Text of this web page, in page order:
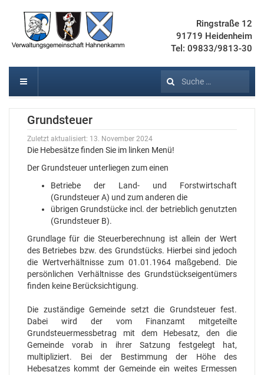
Ringstraße 12
91719 Heidenheim
Tel: 09833/9813-30
Suchen
Grundsteuer
Zuletzt aktualisiert: 13. November 2024
Die Hebesätze finden Sie im linken Menü!
Der Grundsteuer unterliegen zum einen
Betriebe der Land- und Forstwirtschaft
(Grundsteuer A) und zum anderen die
übrigen Grundstücke incl. der betrieblich genutzten
(Grundsteuer B).
Grundlage für die Steuerberechnung ist allein der Wert
des Betriebes bzw. des Grundstücks. Hierbei sind jedoch
die Wertverhältnisse zum 01.01.1964 maßgebend. Die
persönlichen Verhältnisse des Grundstückseigentümers
finden keine Berücksichtigung.
Die zuständige Gemeinde setzt die Grundsteuer fest.
Dabei wird der vom Finanzamt mitgeteilte
Grundsteuermessbetrag mit dem Hebesatz, den die
Gemeinde vorab in ihrer Satzung festgelegt hat,
multipliziert. Bei der Bestimmung der Höhe des
Hebesatzes kommt der Gemeinde ein weites Ermessen